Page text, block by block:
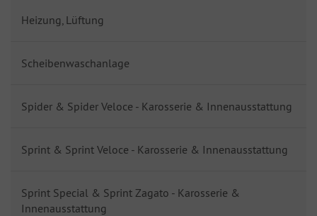
Heizung, Lüftung
Scheibenwaschanlage
Spider & Spider Veloce - Karosserie & Innenausstattung
Sprint & Sprint Veloce - Karosserie & Innenausstattung
Sprint Special & Sprint Zagato - Karosserie &
Innenausstattung